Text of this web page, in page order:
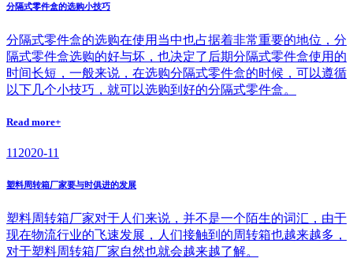
分隔式零件盒的选购小技巧
分隔式零件盒的选购在使用当中也占据着非常重要的地位，分
隔式零件盒选购的好与坏，也决定了后期分隔式零件盒使用的
时间长短，一般来说，在选购分隔式零件盒的时候，可以遵循
以下几个小技巧，就可以选购到好的分隔式零件盒。
Read more+
11 2020-11
塑料周转箱厂家要与时俱进的发展
塑料周转箱厂家对于人们来说，并不是一个陌生的词汇，由于
现在物流行业的飞速发展，人们接触到的周转箱也越来越多，
对于塑料周转箱厂家自然也就会越来越了解。